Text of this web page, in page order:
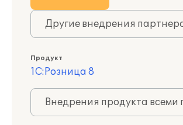
Другие внедрения
Продукт
1С:Розница 8
Внедрения продукта